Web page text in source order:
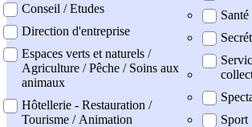
Conseil / Etudes
Direction d'entreprise
Espaces verts et naturels /
Agriculture / Pêche / Soins aux
animaux
Hôtellerie - Restauration /
Tourisme / Animation
Santé
Sport